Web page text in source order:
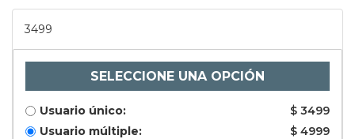
3499
SELECCIONE UNA OPCIÓN
Usuario único:
$ 3499
Usuario múltiple:
$ 4999